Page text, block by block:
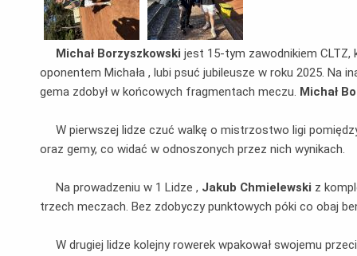
Michał Borzyszkowski jest 15-tym zawodnikiem
oponentem Michała , lubi psuć jubileusze w roku 2025. Na
gema zdobył w końcowych fragmentach meczu. Michał
W pierwszej lidze czuć walkę o mistrzostwo ligi
oraz gemy, co widać w odnoszonych przez nich wynikach.
Na prowadzeniu w 1 Lidze , Jakub Chmielewski z
trzech meczach. Bez zdobyczy punktowych póki co obaj
W drugiej lidze kolejny rowerek wpakował swojemu